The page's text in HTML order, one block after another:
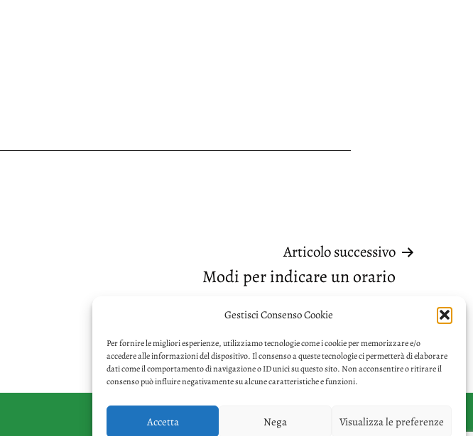
Gestisci Consenso Cookie
Per fornire le migliori esperienze, utilizziamo tecnologie come i cookie per memorizzare e/o
accedere alle informazioni del dispositivo. Il consenso a queste tecnologie ci permetterà di elaborare
dati come il comportamento di navigazione o ID unici su questo sito. Non acconsentire o ritirare il
consenso può influire negativamente su alcune caratteristiche e funzioni.
Accetta Nega Visualizza le preferenze
Articolo successivo
Modi per indicare un orario